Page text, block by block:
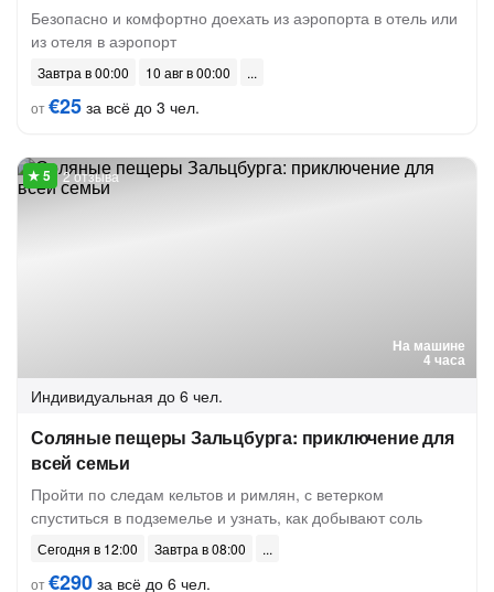
Безопасно и комфортно доехать из аэропорта в отель или
из отеля в аэропорт
Завтра в 00:00
10 авг в 00:00
от€25 за всё до 3 чел.
На машине
4 часа
2 отзыва
Индивидуальная до 6 чел.
Соляные пещеры Зальцбурга: приключение для
всей семьи
Пройти по следам кельтов и римлян, с ветерком
спуститься в подземелье и узнать, как добывают соль
Сегодня в 12:00
Завтра в 08:00
от€290 за всё до 6 чел.